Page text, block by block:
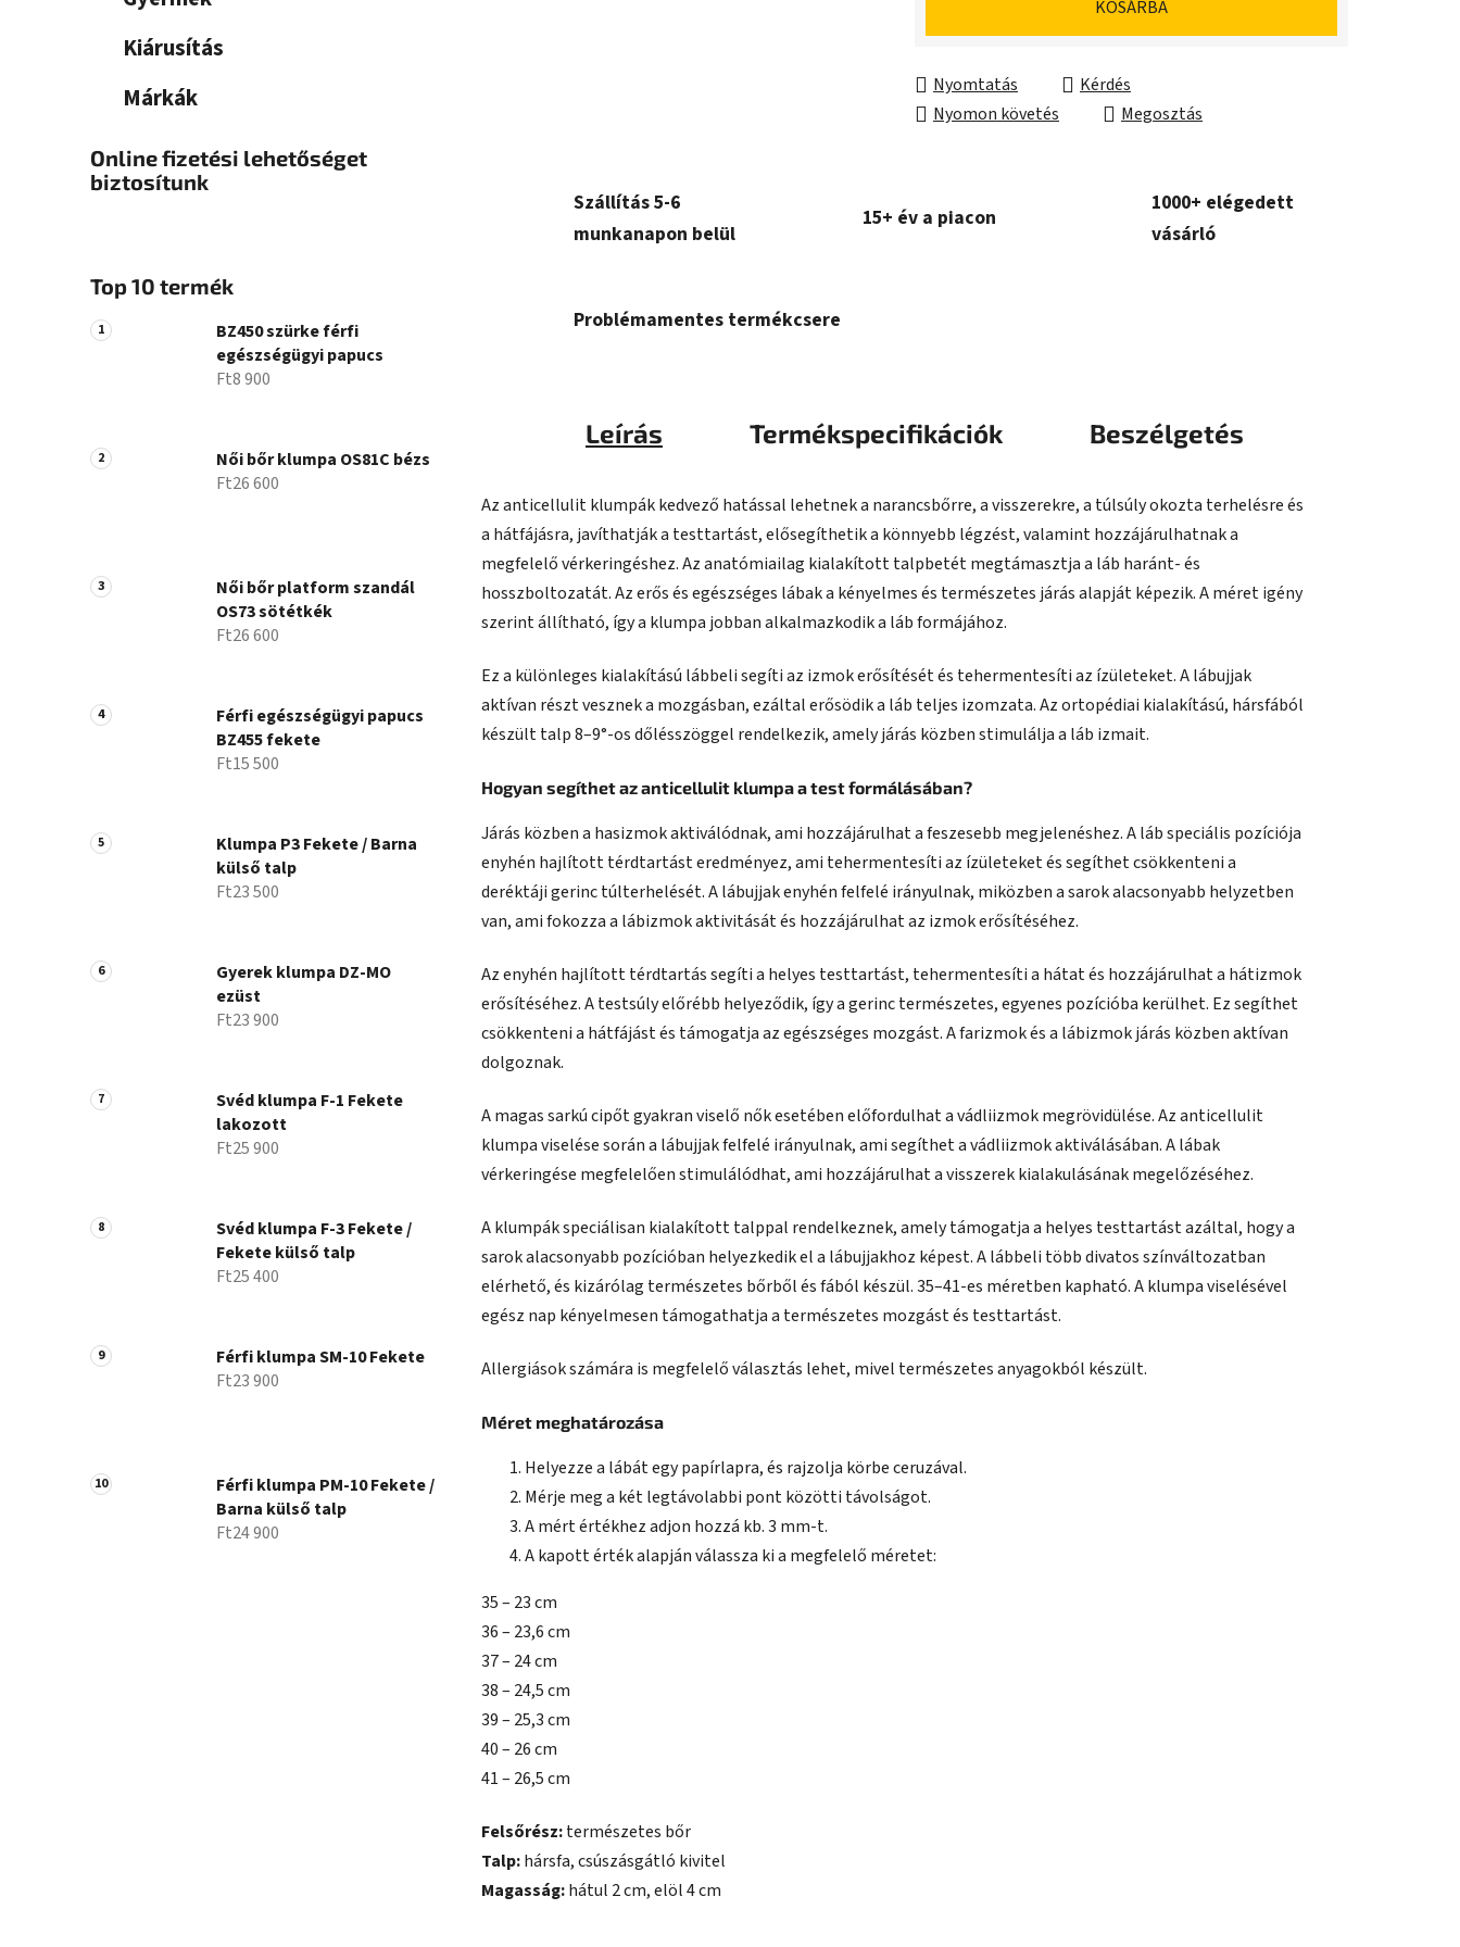
Kiárusítás
Márkák
Online fizetési lehetőséget
biztosítunk
Top 10 termék
BZ450 szürke férfi
egészségügyi papucs
Ft8 900
Női bőr klumpa OS81C bézs
Ft26 600
Női bőr platform szandál
OS73 sötétkék
Ft26 600
Férfi egészségügyi papucs
BZ455 fekete
Ft15 500
Klumpa P3 Fekete / Barna
külső talp
Ft23 500
Gyerek klumpa DZ-MO
ezüst
Ft23 900
Svéd klumpa F-1 Fekete
lakozott
Ft25 900
Svéd klumpa F-3 Fekete /
Fekete külső talp
Ft25 400
Férfi klumpa SM-10 Fekete
Ft23 900
Férfi klumpa PM-10 Fekete /
Barna külső talp
Ft24 900
KOSÁRBA
Nyomtatás
Kérdés
Nyomon követés
Megosztás
Szállítás 5-6
munkanapon belül
15+ év a piacon
1000+ elégedett
vásárló
Problémamentes termékcsere
Leírás Termékspecifikációk Beszélgetés
Az anticellulit klumpák kedvező hatással lehetnek a narancsbőrre, a visszerekre, a túlsúly okozta terhelésre és
a hátfájásra, javíthatják a testtartást, elősegíthetik a könnyebb légzést, valamint hozzájárulhatnak a
megfelelő vérkeringéshez. Az anatómiailag kialakított talpbetét megtámasztja a láb haránt- és
hosszboltozatát. Az erős és egészséges lábak a kényelmes és természetes járás alapját képezik. A méret igény
szerint állítható, így a klumpa jobban alkalmazkodik a láb formájához.
Ez a különleges kialakítású lábbeli segíti az izmok erősítését és tehermentesíti az ízületeket. A lábujjak
aktívan részt vesznek a mozgásban, ezáltal erősödik a láb teljes izomzata. Az ortopédiai kialakítású, hársfából
készült talp 8–9°-os dőlésszöggel rendelkezik, amely járás közben stimulálja a láb izmait.
Hogyan segíthet az anticellulit klumpa a test formálásában?
Járás közben a hasizmok aktiválódnak, ami hozzájárulhat a feszesebb megjelenéshez. A láb speciális pozíciója
enyhén hajlított térdtartást eredményez, ami tehermentesíti az ízületeket és segíthet csökkenteni a
deréktáji gerinc túlterhelését. A lábujjak enyhén felfelé irányulnak, miközben a sarok alacsonyabb helyzetben
van, ami fokozza a lábizmok aktivitását és hozzájárulhat az izmok erősítéséhez.
Az enyhén hajlított térdtartás segíti a helyes testtartást, tehermentesíti a hátat és hozzájárulhat a hátizmok
erősítéséhez. A testsúly előrébb helyeződik, így a gerinc természetes, egyenes pozícióba kerülhet. Ez segíthet
csökkenteni a hátfájást és támogatja az egészséges mozgást. A farizmok és a lábizmok járás közben aktívan
dolgoznak.
A magas sarkú cipőt gyakran viselő nők esetében előfordulhat a vádliizmok megrövidülése. Az anticellulit
klumpa viselése során a lábujjak felfelé irányulnak, ami segíthet a vádliizmok aktiválásában. A lábak
vérkeringése megfelelően stimulálódhat, ami hozzájárulhat a visszerek kialakulásának megelőzéséhez.
A klumpák speciálisan kialakított talppal rendelkeznek, amely támogatja a helyes testtartást azáltal, hogy a
sarok alacsonyabb pozícióban helyezkedik el a lábujjakhoz képest. A lábbeli több divatos színváltozatban
elérhető, és kizárólag természetes bőrből és fából készül. 35–41-es méretben kapható. A klumpa viselésével
egész nap kényelmesen támogathatja a természetes mozgást és testtartást.
Allergiások számára is megfelelő választás lehet, mivel természetes anyagokból készült.
Méret meghatározása
Helyezze a lábát egy papírlapra, és rajzolja körbe ceruzával.
Mérje meg a két legtávolabbi pont közötti távolságot.
A mért értékhez adjon hozzá kb. 3 mm-t.
A kapott érték alapján válassza ki a megfelelő méretet:
35 – 23 cm
36 – 23,6 cm
37 – 24 cm
38 – 24,5 cm
39 – 25,3 cm
40 – 26 cm
41 – 26,5 cm
Felsőrész:természetes bőr
Talp:hársfa, csúszásgátló kivitel
Magasság:hátul 2 cm, elöl 4 cm